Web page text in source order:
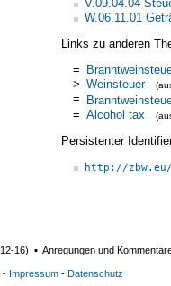
V.09.04.04
W.06.11.01
Links zu anderen
=
> Weinsteuer
=
= Alcohol tax
Persistenter
http://
16) ▪ Anregungen und
- Impressum - Datenschutz